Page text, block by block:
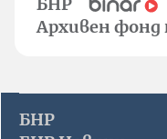
Архивен фонд
БНР